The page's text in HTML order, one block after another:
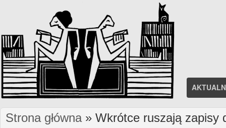
Jesteś tutaj
Strona główna» Wkrótce ruszają zapisy